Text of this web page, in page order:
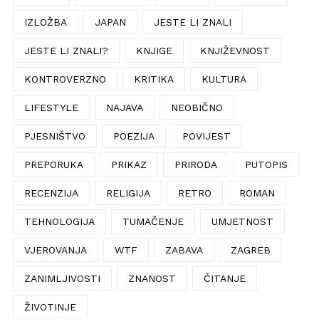
IZLOŽBA JAPAN JESTE LI ZNALI
JESTE LI ZNALI? KNJIGE KNJIŽEVNOST
KONTROVERZNO KRITIKA KULTURA
LIFESTYLE NAJAVA NEOBIČNO
PJESNIŠTVO POEZIJA POVIJEST
PREPORUKA PRIKAZ PRIRODA PUTOPIS
RECENZIJA RELIGIJA RETRO ROMAN
TEHNOLOGIJA TUMAČENJE UMJETNOST
VJEROVANJA WTF ZABAVA ZAGREB
ZANIMLJIVOSTI ZNANOST ČITANJE
ŽIVOTINJE